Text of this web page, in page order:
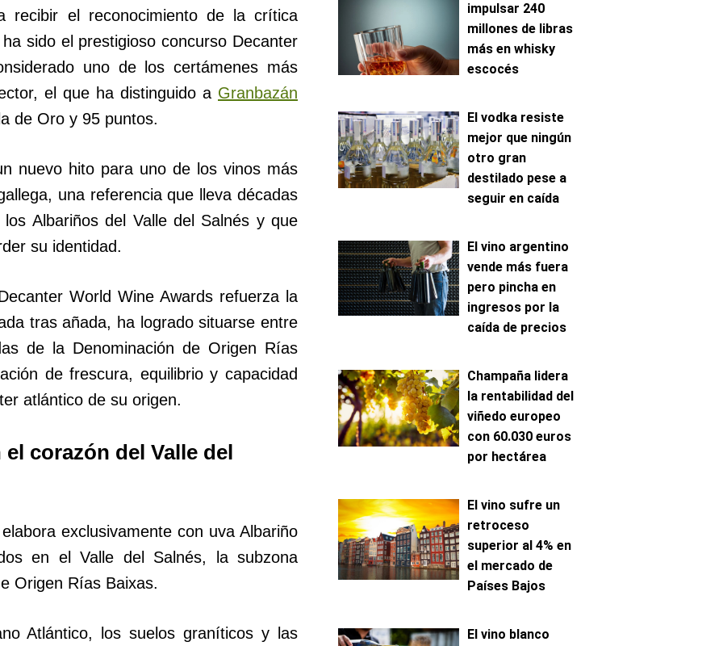
recibir el reconocimiento de la crítica
sido el prestigioso concurso Decanter
uno de los certámenes más
el que ha distinguido a Granbazán
de Oro y 95 puntos.
nuevo hito para uno de los vinos más
una referencia que lleva décadas
Albariños del Valle del Salnés y que
su identidad.
World Wine Awards refuerza la
tras añada, ha logrado situarse entre
de la Denominación de Origen Rías
de frescura, equilibrio y capacidad
atlántico de su origen.
corazón del Valle del
exclusivamente con uva Albariño
en el Valle del Salnés, la subzona
Origen Rías Baixas.
Atlántico, los suelos graníticos y las
impulsar 240
millones de libras
más en whisky
escocés
El vodka resiste
mejor que ningún
otro gran
destilado pese a
seguir en caída
El vino argentino
vende más fuera
pero pincha en
ingresos por la
caída de precios
Champaña lidera
la rentabilidad del
viñedo europeo
con 60.030 euros
por hectárea
El vino sufre un
retroceso
superior al 4% en
el mercado de
Países Bajos
El vino blanco